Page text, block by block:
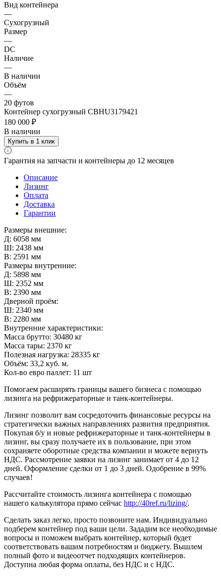
Вид контейнера
—
Сухогрузный
Размер
—
DC
Наличие
—
В наличии
Объём
—
20 футов
Контейнер сухогрузный CBHU3179421
180 000 ₽
В наличии
Купить в 1 клик
Гарантия на запчасти и контейнеры до 12 месяцев
Описание
Лизинг
Оплата
Доставка
Гарантии
Размеры внешние:
Д: 6058 мм
Ш: 2438 мм
В: 2591 мм
Размеры внутренние:
Д: 5898 мм
Ш: 2352 мм
В: 2390 мм
Дверной проём:
Ш: 2340 мм
В: 2280 мм
Внутренние характеристики:
Масса брутто: 30480 кг
Масса тары: 2370 кг
Полезная нагрузка: 28335 кг
Объём: 33,2 куб. м.
Кол-во евро паллет: 11 шт
Помогаем расширять границы вашего бизнеса с помощью
лизинга на рефрижераторные и танк-контейнеры.
Лизинг позволит вам сосредоточить финансовые ресурсы на
стратегически важных направлениях развития предприятия.
Покупая б/у и новые рефрижераторные и танк-контейнеры в
лизинг, вы сразу получаете их в пользование, при этом
сохраняете оборотные средства компании и можете вернуть
НДС. Рассмотрение заявки на лизинг занимает от 4 до 12
дней. Оформление сделки от 1 до 3 дней. Одобрение в 99%
случаев!
Рассчитайте стоимость лизинга контейнера с помощью
нашего калькулятора прямо сейчас http://40ref.ru/lizing/.
Сделать заказ легко, просто позвоните нам. Индивидуально
подберем контейнер под ваши цели. Зададим все необходимые
вопросы и поможем выбрать контейнер, который будет
соответствовать вашим потребностям и бюджету. Вышлем
полный фото и видеоотчет подходящих контейнеров.
Доступна любая форма оплаты, без НДС и с НДС.